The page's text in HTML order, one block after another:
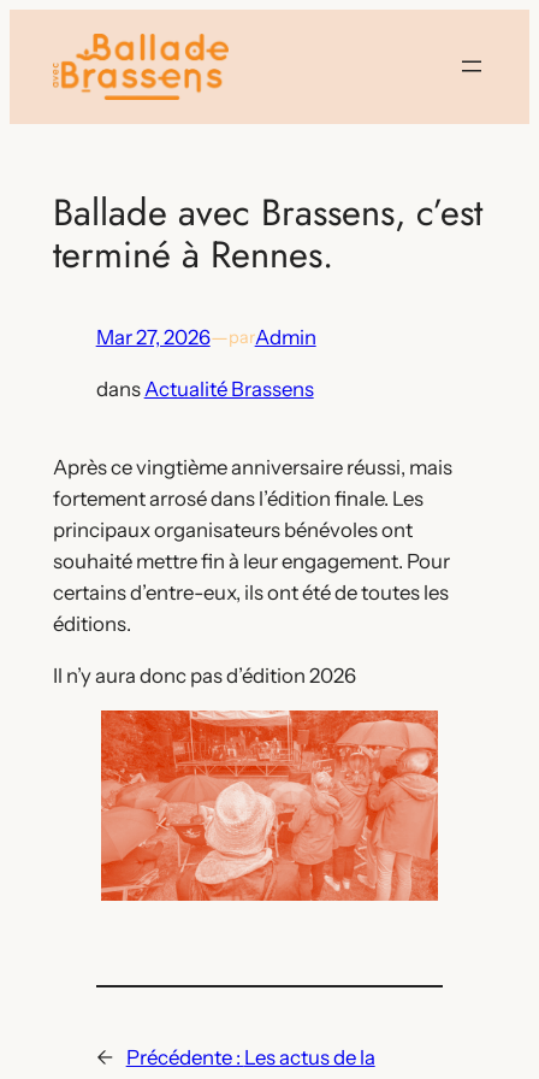
contenu
Ballade avec Brassens, c’est
terminé à Rennes.
Mar 27, 2026—parAdmin
dans Actualité Brassens
Après ce vingtième anniversaire réussi, mais
fortement arrosé dans l’édition finale. Les
principaux organisateurs bénévoles ont
souhaité mettre fin à leur engagement. Pour
certains d’entre-eux, ils ont été de toutes les
éditions.
Il n’y aura donc pas d’édition 2026
← Précédente : Les actus de la